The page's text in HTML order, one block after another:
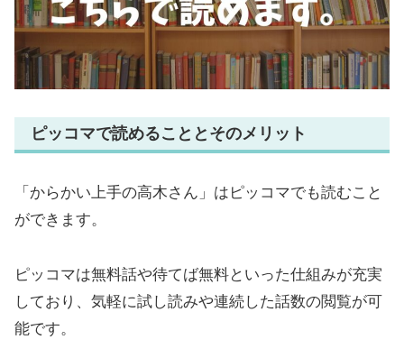
ピッコマで読めることとそのメリット
「からかい上手の高木さん」はピッコマでも読むこと
ができます。
ピッコマは無料話や待てば無料といった仕組みが充実
しており、気軽に試し読みや連続した話数の閲覧が可
能です。